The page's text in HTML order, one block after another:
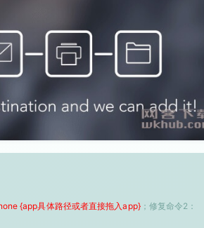
{app具体路径或者直接拖入app}；修复命令2：